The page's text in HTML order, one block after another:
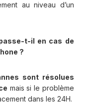
au niveau d’un
t-il en cas de
?
sont résolues
mais si le problème
dans les 24H.